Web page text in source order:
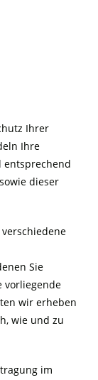
Ihrer
Ihre
entsprechend
dieser
Sie
vorliegende
wir erheben
wie und zu
im